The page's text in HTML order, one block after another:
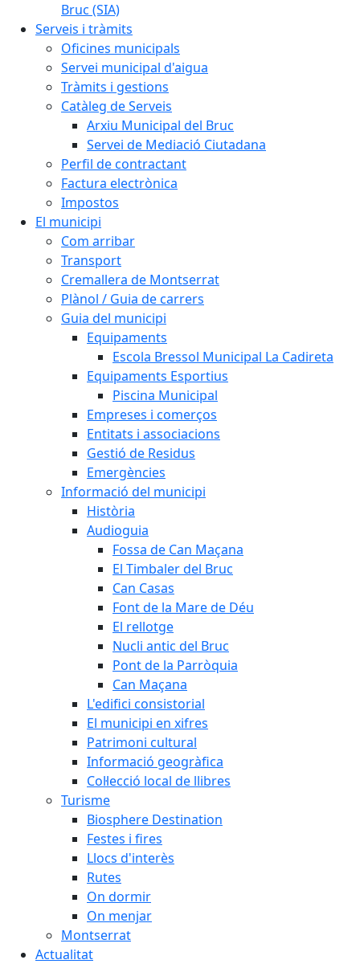
Bruc (SIA)
Serveis i tràmits
Oficines municipals
Servei municipal d'aigua
Tràmits i gestions
Catàleg de Serveis
Arxiu Municipal del Bruc
Servei de Mediació Ciutadana
Perfil de contractant
Factura electrònica
Impostos
El municipi
Com arribar
Transport
Cremallera de Montserrat
Plànol / Guia de carrers
Guia del municipi
Equipaments
Escola Bressol Municipal La Cadireta
Equipaments Esportius
Piscina Municipal
Empreses i comerços
Entitats i associacions
Gestió de Residus
Emergències
Informació del municipi
Història
Audioguia
Fossa de Can Maçana
El Timbaler del Bruc
Can Casas
Font de la Mare de Déu
El rellotge
Nucli antic del Bruc
Pont de la Parròquia
Can Maçana
L'edifici consistorial
El municipi en xifres
Patrimoni cultural
Informació geogràfica
Col·lecció local de llibres
Turisme
Biosphere Destination
Festes i fires
Llocs d'interès
Rutes
On dormir
On menjar
Montserrat
Actualitat